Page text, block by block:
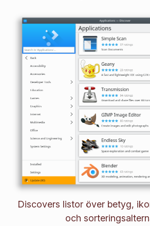
Discovers listor över betyg,
och